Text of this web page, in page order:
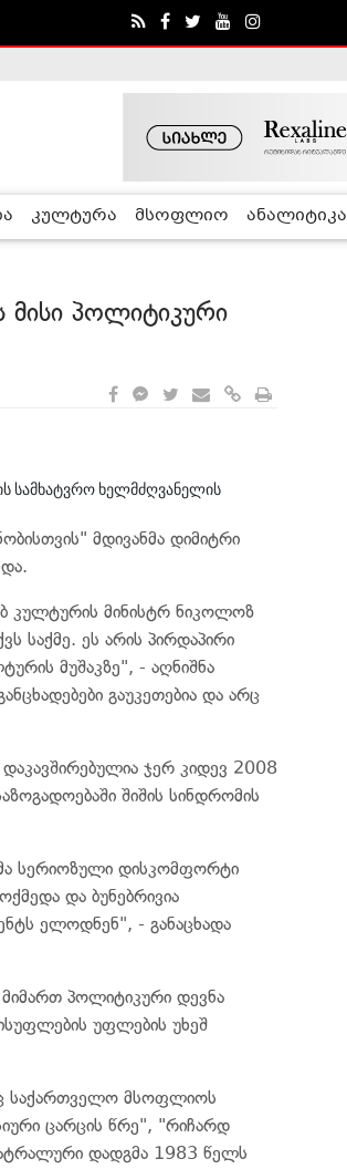
კულტურა მსოფლიო ანალიტიკა
მისი პოლიტიკური
სამხატვრო ხელმძღვანელის
მდივანმა დიმიტრი
კულტურის მინისტრ ნიკოლოზ
საქმე. ეს არის პირდაპირი
მუშაკზე", - აღნიშნა
გაუკეთებია და არც
ჯერ კიდევ 2008
შიშის სინდრომის
სერიოზული დისკომფორტი
და ბუნებრივია
ელოდნენ", - განაცხადა
პოლიტიკური დევნა
უფლების უხეშ
საქართველო მსოფლიოს
ცარცის წრე", "რიჩარდ
დადგმა 1983 წელს